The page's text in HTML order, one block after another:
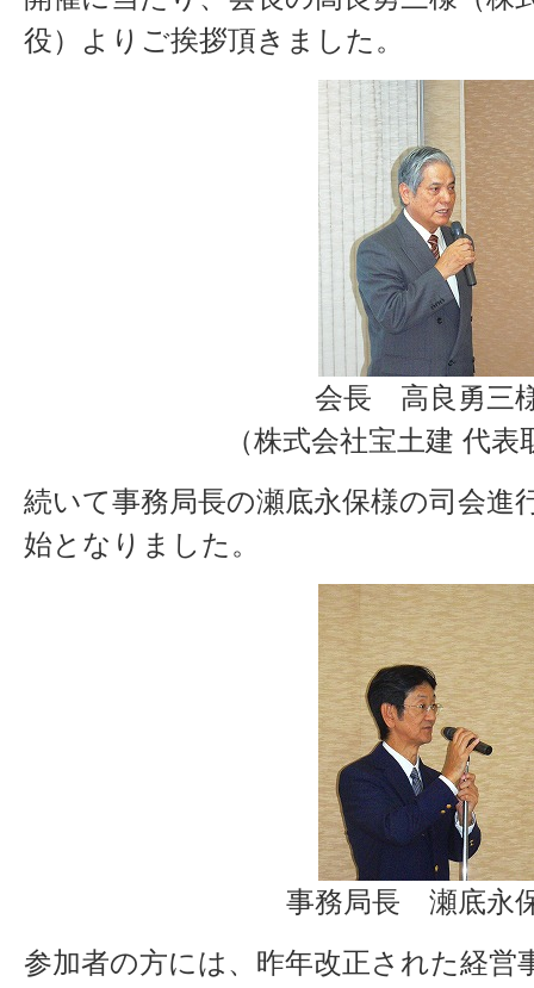
役）よりご挨拶頂きました。
会長 高良勇三
（株式会社宝土建 代表
続いて事務局長の瀬底永保様の司会進
始となりました。
事務局長 瀬底永
参加者の方には、昨年改正された経営